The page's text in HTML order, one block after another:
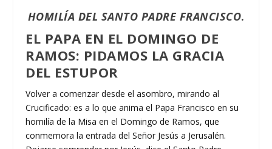
HOMILÍA DEL SANTO PADRE FRANCISCO.
EL PAPA EN EL DOMINGO DE
RAMOS: PIDAMOS LA GRACIA
DEL ESTUPOR
Volver a comenzar desde el asombro, mirando al
Crucificado: es a lo que anima el Papa Francisco en su
homilía de la Misa en el Domingo de Ramos, que
conmemora la entrada del Señor Jesús a Jerusalén.